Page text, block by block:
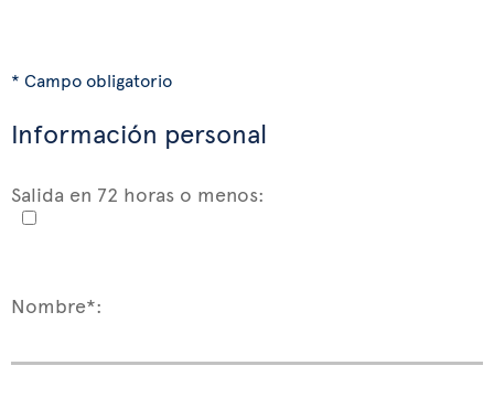
* Campo obligatorio
Información personal
Salida en 72 horas o menos:
Nombre*: